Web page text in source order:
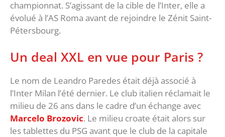
championnat. S’agissant de la cible de l’Inter, elle a
évolué à l’AS Roma avant de rejoindre le Zénit Saint-
Pétersbourg.
Un deal XXL en vue pour Paris ?
Le nom de Leandro Paredes était déjà associé à
l’Inter Milan l’été dernier. Le club italien réclamait le
milieu de 26 ans dans le cadre d’un échange avec
Marcelo Brozovic. Le milieu croate était alors sur
les tablettes du PSG avant que le club de la capitale